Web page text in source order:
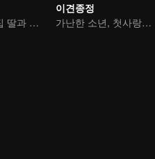
도주한 부잣집 딸과 거친 킬러의 쌍방 구원
이견종정
가난한 소년, 첫사랑을 쫓는 재벌로 변신